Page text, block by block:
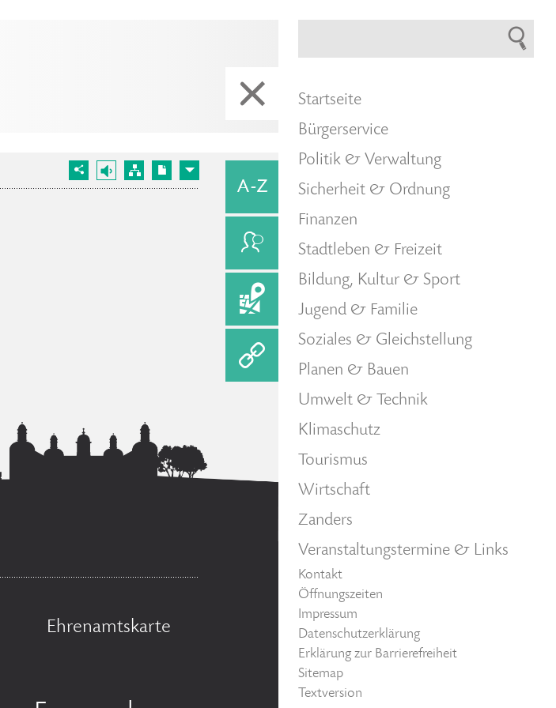
Ehrenamtskarte
Startseite
Bürgerservice
Politik & Verwaltung
Sicherheit & Ordnung
Finanzen
Stadtleben & Freizeit
Bildung, Kultur & Sport
Jugend & Familie
Soziales & Gleichstellung
Planen & Bauen
Umwelt & Technik
Klimaschutz
Tourismus
Wirtschaft
Zanders
Veranstaltungstermine & Links
Kontakt
Öffnungszeiten
Impressum
Datenschutzerklärung
Erklärung zur Barrierefreiheit
Sitemap
Textversion